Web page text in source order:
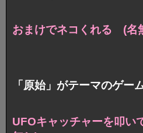
おまけでネコくれる (名
「原始」がテーマのゲー
UFOキャッチャーを叩